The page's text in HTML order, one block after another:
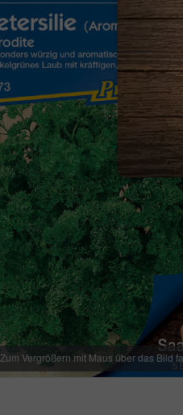
Zum Vergrößern mit Maus über das Bild